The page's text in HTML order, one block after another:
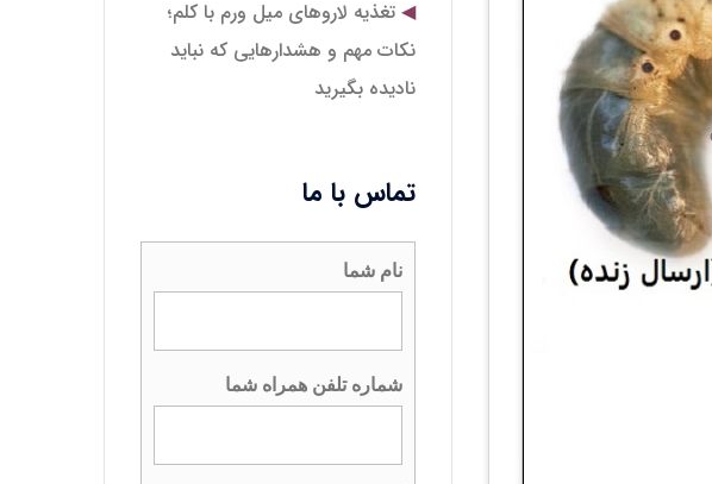
تغذیه لاروهای میل‌ ورم با کلم؛
نکات مهم و هشدارهایی که نباید
نادیده بگیرید
تماس با ما
نام شما
شماره تلفن همراه شما